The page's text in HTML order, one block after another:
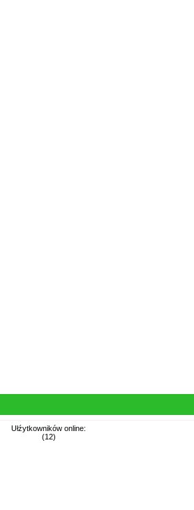
Ułźytkowników online:
(12)